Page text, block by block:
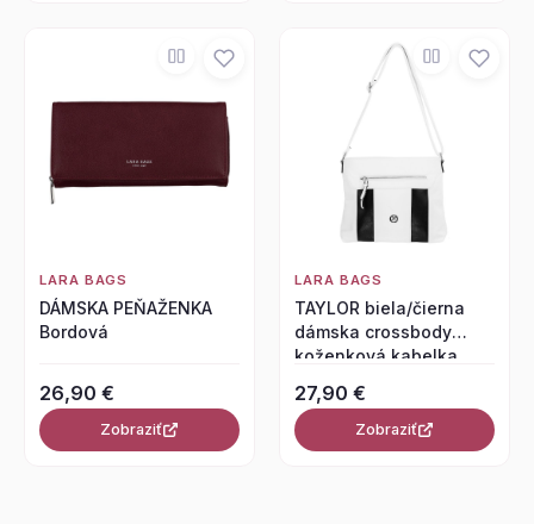
LARA BAGS
DÁMSKA PEŇAŽENKA
Bordová
26,90 €
Zobraziť
LARA BAGS
TAYLOR biela/čierna
dámska crossbody
koženková kabelka
27,90 €
Zobraziť